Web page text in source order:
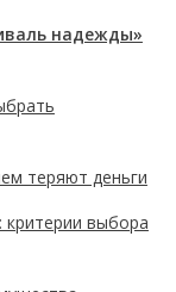
надежды»
теряют деньги
критерии выбора